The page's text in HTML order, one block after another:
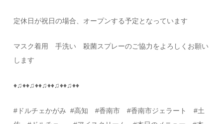
定休日が祝日の場合、オープンする予定となっています
マスク着用 手洗い 殺菌スプレーのご協力をよろしくお願い
します
♦♫♦♦♫♦♦♫♦♦♫♦♦♫♦♦
# ドルチェかがみ #高知#香南市 #香南市ジェラート #土